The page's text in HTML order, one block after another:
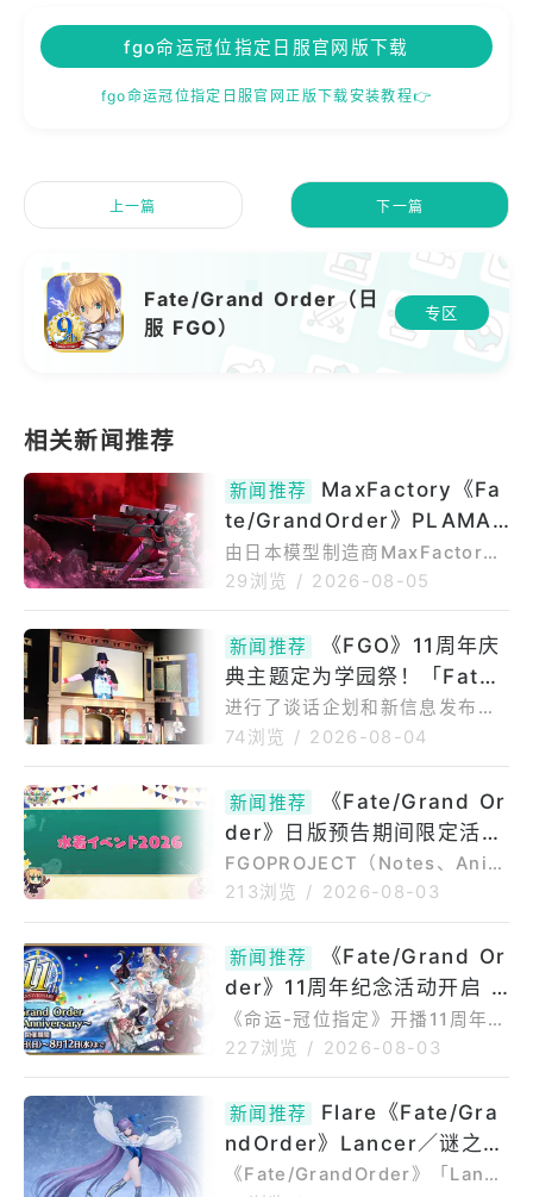
fgo命运冠位指定日服官网版下载
fgo命运冠位指定日服官网正版下载安装教程👉
上一篇 下一篇
Fate/Grand Order（日
服 FGO）
专区
新闻推荐
MaxFactory《Fa
te/GrandOrder》PLAMAT
EAShielder/玛修·基利艾拉
特[奥特瑙斯]BlackBarrelEd
ition模型 预定2027年4月贩
售
由日本模型制造商MaxFactory
宣布，出自《Fate/GrandOrde
kBarrelEdition」的组装式塑胶
模型，商品预购期间为2026年0
8月01日〜2026年10月07日；
商品发售日期预定于2027年4月
贩售。◆逆说构造体〔黑枪〕，
手组装系列最大级砲身吧！出自
超人气手机游戏
29浏览 / 2026-08-05
新闻推荐
《FGO》11周年庆
典主题定为学园祭！「Fate/
Grand Order Fes. 2026
迦勒底学园祭 ～11th Anniv
ersary～」活动报道！
进行了谈话企划和新信息发布的
主舞台从欢迎区域径直前行，映
谈话企划以及为本次活动压轴FG
O迦勒底放送局11周年特别节目
被实施了。本次观赏了“开场舞
台”与“通往最终章的尾声”，在此
舞台。主人对此再熟悉不过了。
指令卡叔叔事情加纳先生/女士、
金泽先生/女士、石仓先生/女士
登场后，将介绍舞台阵容和
74浏览 / 2026-08-04
新闻推荐
《Fate/Grand Or
der》日版预告期间限定活动
「泳装活动2026」自8月中
旬开跑
FGOPROJECT（Notes、Anipl
ex，Lasengle）旗下智慧型手
活动「FGOFes.2026工作人员
谈话秀」当中，预告自8月中旬举
办期间限定「泳装活动2026」，
并抢先公开活动中登场的部分从
者等情报。官方表示，作为2026
办，完成「第1部序章（特异点F
燃烧污染都市冬木）」即可参
与。面
213浏览 / 2026-08-03
新闻推荐
《Fate/Grand Or
der》11周年纪念活动开启 5
★(SSR)哈桑·萨巴赫(阿兹莱
尔)」全新登场
《命运-冠位指定》开播11周年全
新从者「★5(SSR)哈桑·萨巴赫
兽之指令召唤&福袋召唤&命运指
令召唤(七骑士)&命运指令召唤
(Extra)FGOPROJECT（Notes
227浏览 / 2026-08-03
新闻推荐
Flare《Fate/Gra
ndOrder》Lancer／谜之Al
terEgo・Λ（第二再临）模
《Fate/GrandOrder》「Lance